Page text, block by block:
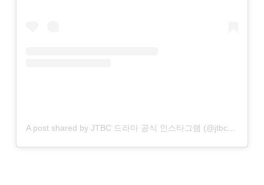
A post shared by JTBC 드라마 공식 인스타그램 (@jtbcdrama)